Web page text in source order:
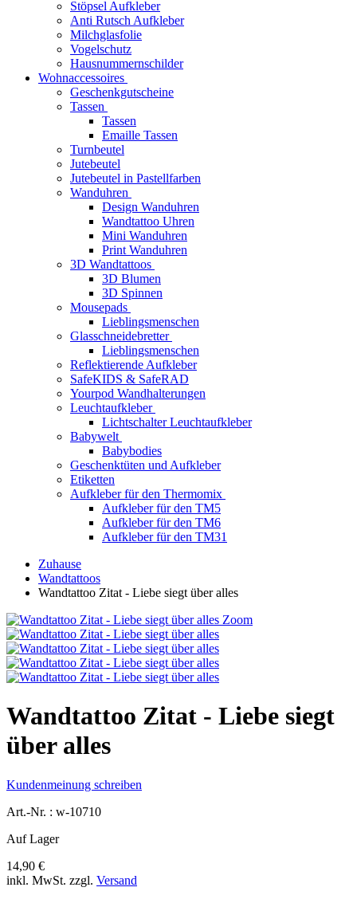
Stöpsel Aufkleber
Anti Rutsch Aufkleber
Milchglasfolie
Vogelschutz
Hausnummernschilder
Wohnaccessoires
Geschenkgutscheine
Tassen
Tassen
Emaille Tassen
Turnbeutel
Jutebeutel
Jutebeutel in Pastellfarben
Wanduhren
Design Wanduhren
Wandtattoo Uhren
Mini Wanduhren
Print Wanduhren
3D Wandtattoos
3D Blumen
3D Spinnen
Mousepads
Lieblingsmenschen
Glasschneidebretter
Lieblingsmenschen
Reflektierende Aufkleber
SafeKIDS & SafeRAD
Yourpod Wandhalterungen
Leuchtaufkleber
Lichtschalter Leuchtaufkleber
Babywelt
Babybodies
Geschenktüten und Aufkleber
Etiketten
Aufkleber für den Thermomix
Aufkleber für den TM5
Aufkleber für den TM6
Aufkleber für den TM31
Zuhause
Wandtattoos
Wandtattoo Zitat - Liebe siegt über alles
Zoom
Wandtattoo Zitat - Liebe siegt
über alles
Kundenmeinung schreiben
Art.-Nr. : w-10710
Auf Lager
14,90 €
inkl. MwSt. zzgl. Versand